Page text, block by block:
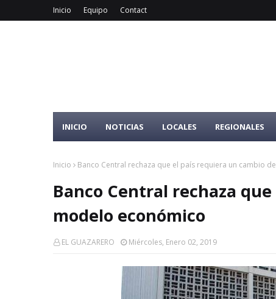
Inicio Equipo Contact
INICIO NOTICIAS LOCALES REGIONALES
Inicio Banco Central rechaza que el país requiera un cambio
Banco Central rechaza
modelo económico
EL GUAZARERO Miércoles, Enero 02, 2019